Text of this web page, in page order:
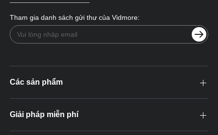
Tham gia danh sách gửi thư của Vidmore:
Các sản phẩm
Giải pháp miễn phí